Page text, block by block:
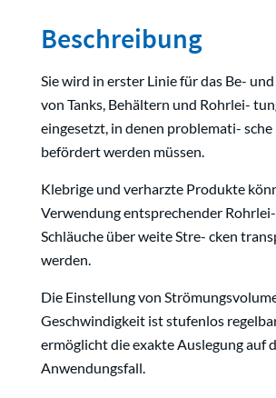
Beschreibung
Sie wird in erster Linie für das Be-
von Tanks, Behältern und Rohrlei-
eingesetzt, in denen problemati-
befördert werden müssen.
Klebrige und verharzte Produkte
Verwendung entsprechender
Schläuche über weite Stre- cken
werden.
Die Einstellung von
Geschwindigkeit ist stufenlos
ermöglicht die exakte Auslegung auf
Anwendungsfall.